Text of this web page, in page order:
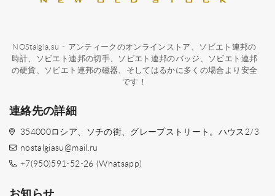
NOStalgia.su - アンティークのオンラインストア、ソビエト連邦の
時計、ソビエト連邦の切手、ソビエト連邦のバッジ、ソビエト連邦
の硬貨、ソビエト連邦の磁器、そしてはるかに多くの場合より安全
です！
連絡先の詳細
354000ロシア、ソチの街、グレープストリート。ハウス2/3
nostalgiasu@mail.ru
+7(950)591-52-26 (Whatsapp)